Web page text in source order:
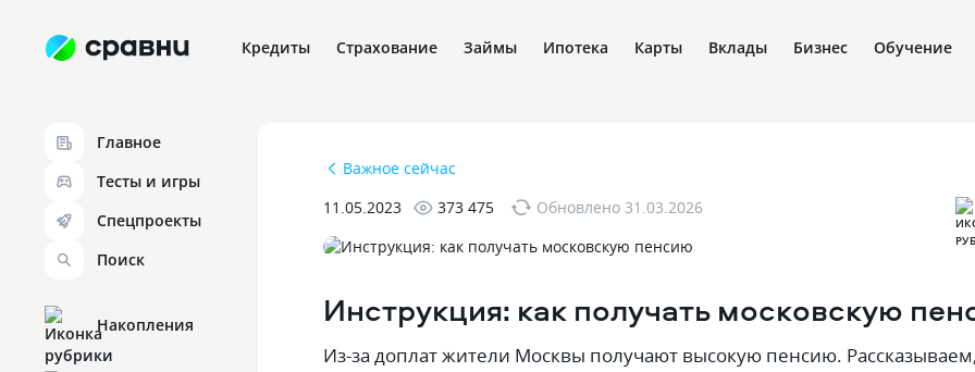
Кредиты Страхование Займы Ипотека Карты Вклады Бизнес Обучение
Главное
Тесты и игры
Спецпроекты
Поиск
Накопления
Важное сейчас
11.05.2023
373 475 Обновлено 31.03.2026
Инструкция: как получать московскую
Из-за доплат жители Москвы получают высокую пенсию.